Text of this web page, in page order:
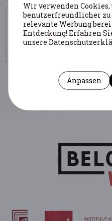
UM DIESE SEITE ZU ZITIEREN
Autor : Luyten Dirk (Institution :
https://www.belgiumwwii.be/de/
Wir verwenden
benutzerfreundlicher
relevante Werbung
Entdeckung! Erfahren
unsere
Anpassen